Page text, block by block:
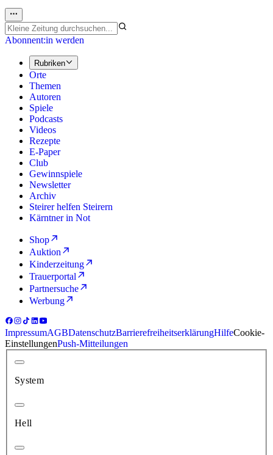
Abonnent:in werden
Rubriken
Orte
Themen
Autoren
Spiele
Podcasts
Videos
Rezepte
E-Paper
Club
Gewinnspiele
Newsletter
Archiv
Steirer helfen Steirern
Kärntner in Not
Shop
Auktion
Kinderzeitung
Trauerportal
Partnersuche
Werbung
ImpressumAGBDatenschutzBarrierefreiheitserklärungHilfeCookie-
EinstellungenPush-Mitteilungen
System
Hell